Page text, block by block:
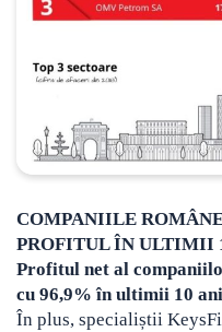
COMPANIILE
PROFITUL ÎN ULTIMII
Profitul net al
cu 96,9% în ultimii 10
În plus, specialiștii